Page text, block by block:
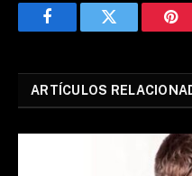
FacebookTwitter
ARTÍCULOS